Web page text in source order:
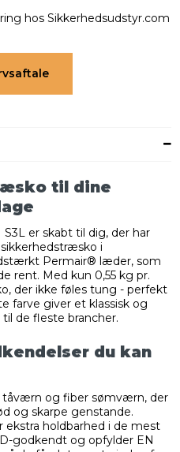
hos Sikkerhedsudstyr.com
til dine
er skabt til dig, der har
i
Permair® læder, som
rent. Med kun 0,55 kg pr.
der ikke føles tung - perfekt
farve giver et klassisk og
de fleste brancher.
du kan
tåværn og fiber sømværn, der
og skarpe genstande.
holdbarhed i de mest
godkendt og opfylder EN